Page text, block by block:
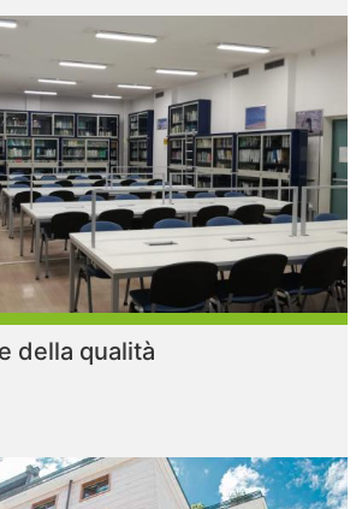
della qualità